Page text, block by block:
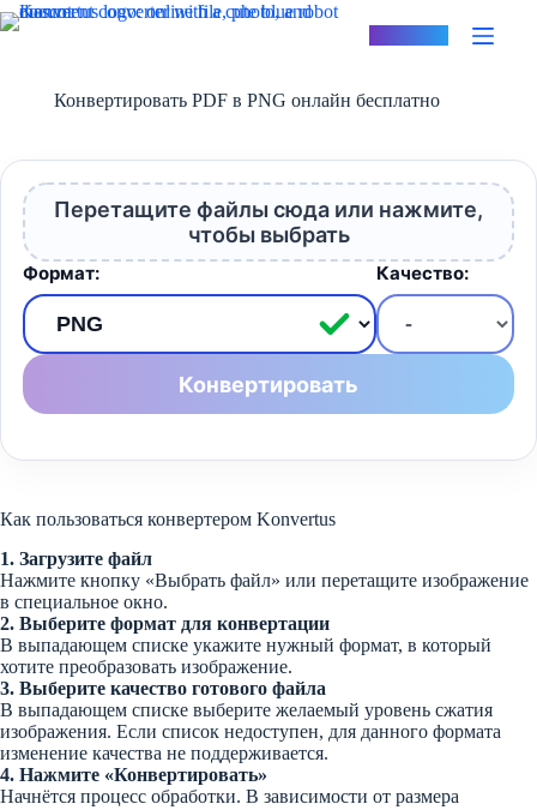
Перейти
к
Конвертировать PDF в PNG онлайн бесплатно
Перетащите файлы сюда или нажмите,
чтобы выбрать
Формат: Качество:
Конвертировать
Как пользоваться конвертером Konvertus
1. Загрузите файл
Нажмите кнопку «Выбрать файл» или перетащите изображение
в специальное окно.
2. Выберите формат для конвертации
В выпадающем списке укажите нужный формат, в который
хотите преобразовать изображение.
3. Выберите качество готового файла
В выпадающем списке выберите желаемый уровень сжатия
изображения. Если список недоступен, для данного формата
изменение качества не поддерживается.
4. Нажмите «Конвертировать»
Начнётся процесс обработки. В зависимости от размера